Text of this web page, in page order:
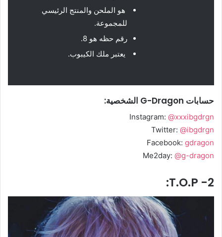
هو الملحن والمنتج الرئيسي
للمجموعة.
رقم حظه هو 8.
يعتبر ملك الكيبوب.
حسابات G-Dragon الشخصية:
Instagram: @xxxibgdrgn
Twitter: @ibgdrgn
Facebook: gdragon
Me2day: @g-dragon
2- T.O.P: